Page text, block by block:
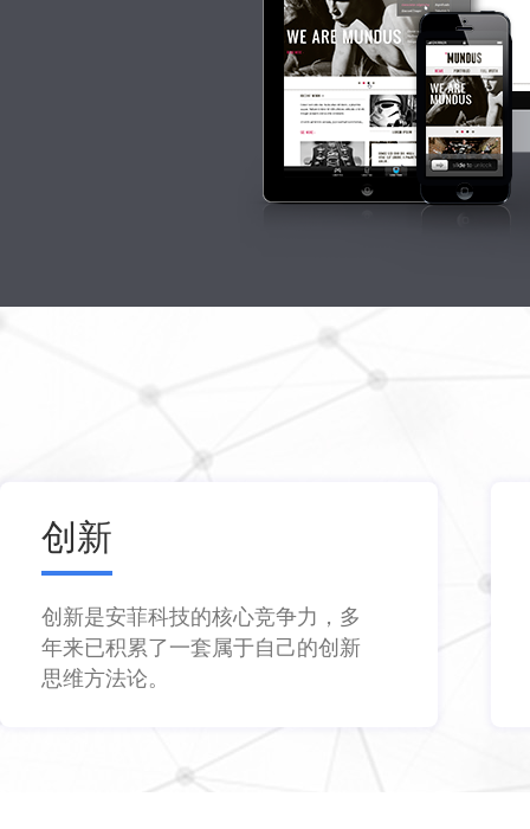
创新
创新是安菲科技的核心竞争力，多
年来已积累了一套属于自己的创新
思维方法论。